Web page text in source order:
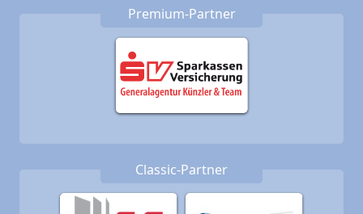
Premium-Partner
Classic-Partner